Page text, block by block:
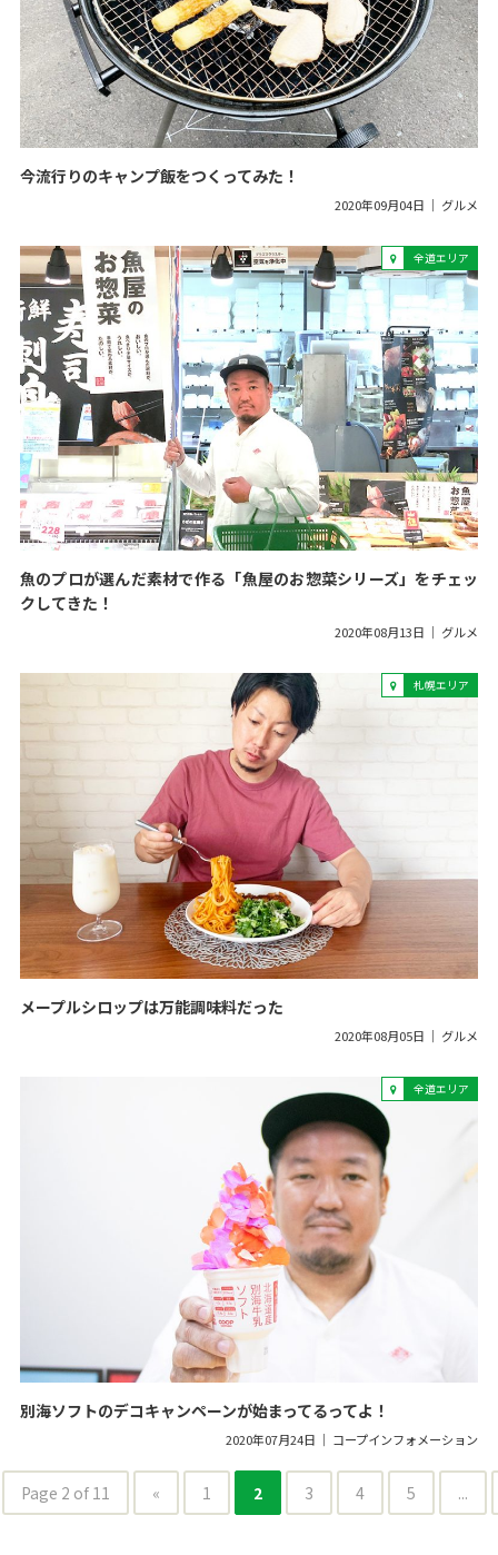
今流行りのキャンプ飯をつくってみた！
2020年09月04日 グルメ
全道エリア
魚のプロが選んだ素材で作る「魚屋のお惣菜シリーズ」をチェッ
クしてきた！
2020年08月13日 グルメ
札幌エリア
メープルシロップは万能調味料だった
2020年08月05日 グルメ
全道エリア
別海ソフトのデコキャンペーンが始まってるってよ！
2020年07月24日 コープインフォメーション
Page 2 of 11 « 1 2 3 4 5 ...